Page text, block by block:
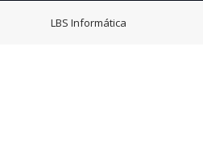
LBS Informática